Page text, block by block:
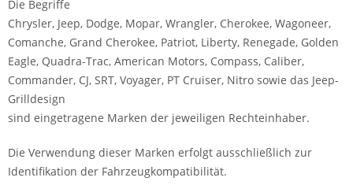
Die Begriffe
Chrysler, Jeep, Dodge, Mopar, Wrangler, Cherokee, Wagoneer,
Comanche, Grand Cherokee, Patriot, Liberty, Renegade, Golden
Eagle, Quadra-Trac, American Motors, Compass, Caliber,
Commander, CJ, SRT, Voyager, PT Cruiser, Nitro sowie das Jeep-
Grilldesign
sind eingetragene Marken der jeweiligen Rechteinhaber.
Die Verwendung dieser Marken erfolgt ausschließlich zur
Identifikation der Fahrzeugkompatibilität.